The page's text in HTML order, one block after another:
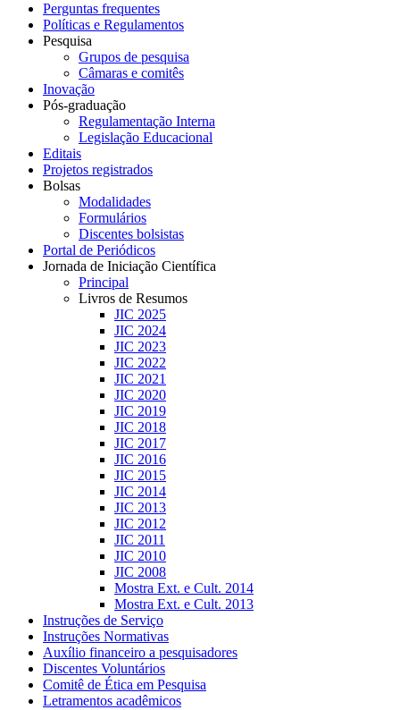
Perguntas frequentes
Políticas e Regulamentos
Pesquisa
Grupos de pesquisa
Câmaras e comitês
Inovação
Pós-graduação
Regulamentação Interna
Legislação Educacional
Editais
Projetos registrados
Bolsas
Modalidades
Formulários
Discentes bolsistas
Portal de Periódicos
Jornada de Iniciação Científica
Principal
Livros de Resumos
JIC 2025
JIC 2024
JIC 2023
JIC 2022
JIC 2021
JIC 2020
JIC 2019
JIC 2018
JIC 2017
JIC 2016
JIC 2015
JIC 2014
JIC 2013
JIC 2012
JIC 2011
JIC 2010
JIC 2008
Mostra Ext. e Cult. 2014
Mostra Ext. e Cult. 2013
Instruções de Serviço
Instruções Normativas
Auxílio financeiro a pesquisadores
Discentes Voluntários
Comitê de Ética em Pesquisa
Letramentos acadêmicos